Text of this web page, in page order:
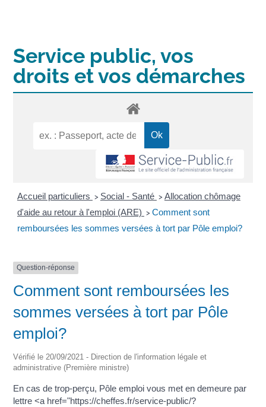
Service public, vos
droits et vos démarches
Accueil particuliers > Social - Santé > Allocation chômage
d'aide au retour à l'emploi (ARE) > Comment sont
remboursées les sommes versées à tort par Pôle emploi?
Question-réponse
Comment sont remboursées les
sommes versées à tort par Pôle
emploi?
Vérifié le 20/09/2021 - Direction de l'information légale et
administrative (Première ministre)
En cas de trop-perçu, Pôle emploi vous met en demeure par
lettre <a href="https://cheffes.fr/service-public/?